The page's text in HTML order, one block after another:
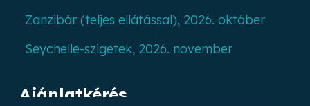
Zanzibár (teljes ellátással), 2026. október
Seychelle-szigetek, 2026. november
Ajánlatkérés